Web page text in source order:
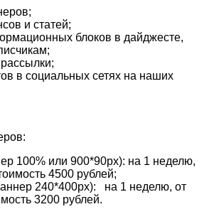
и статей;
блоков в дайджесте,
в социальных сетях на наших
100% или 900*90px): на 1 неделю,
4500 рублей;
240*400px): на 1 неделю, от
3200 рублей.